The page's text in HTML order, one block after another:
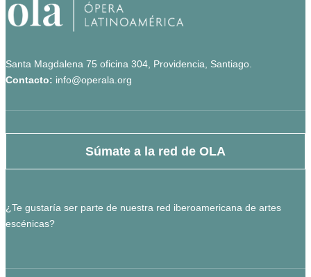
Santa Magdalena 75 oficina 304, Providencia, Santiago.
Contacto: info@operala.org
Súmate a la red de OLA
¿Te gustaría ser parte de nuestra red iberoamericana de artes
escénicas?